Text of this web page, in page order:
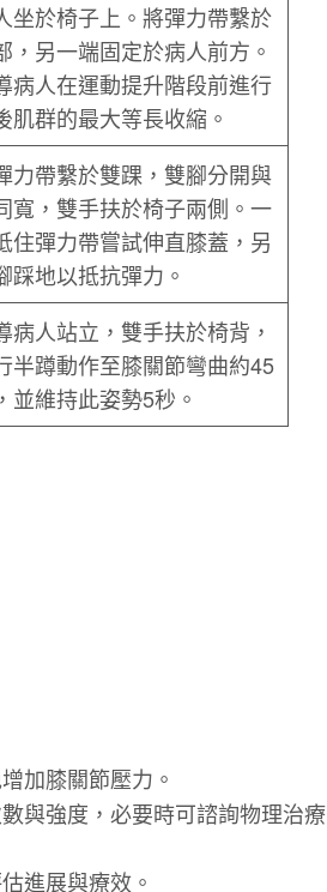
坐於椅子上。將彈力帶繫於
，另一端固定於病人前方。
病人在運動提升階段前進行
肌群的最大等長收縮。
力帶繫於雙踝，雙腳分開與
寬，雙手扶於椅子兩側。一
住彈力帶嘗試伸直膝蓋，另
踩地以抵抗彈力。
病人站立，雙手扶於椅背，
半蹲動作至膝關節彎曲約45
並維持此姿勢5秒。
加膝關節壓力。
與強度，必要時可諮詢物理治療
進展與療效。